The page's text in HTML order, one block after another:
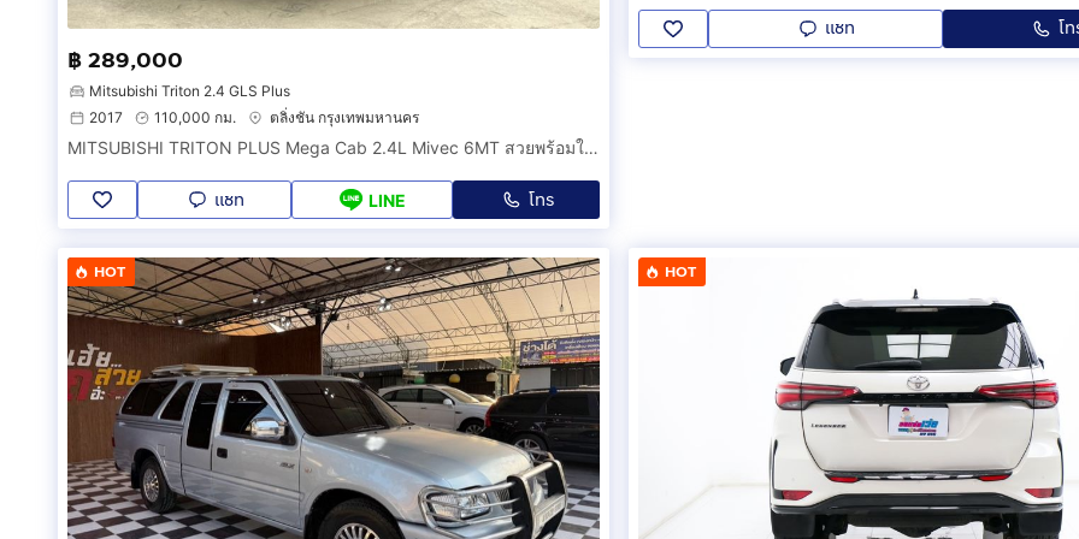
฿ 289,000
Mitsubishi Triton 2.4 GLS Plus
2017
110,000 กม. ตลิ่งชัน กรุงเทพมหานคร
MITSUBISHI TRITON PLUS Mega Cab 2.4L Mivec 6MT สวยพร้อมใช้งาน ฟรีดาวน์ผ่อนสบาย
แชท LINE โทร
แชท โ
HOT HOT